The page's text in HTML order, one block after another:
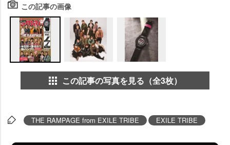
この記事の画像
この記事の写真を見る（全3枚）
THE RAMPAGE from EXILE TRIBE EXILE TRIBE